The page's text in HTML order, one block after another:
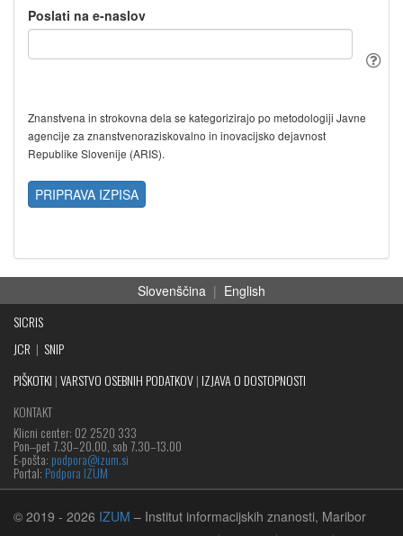
Poslati na e-naslov
Znanstvena in strokovna dela se kategorizirajo po metodologiji Javne
agencije za znanstvenoraziskovalno in inovacijsko dejavnost
Republike Slovenije (ARIS).
PRIPRAVA IZPISA
Slovenščina | English
SICRIS
JCR | SNIP
PIŠKOTKI |VARSTVO OSEBNIH PODATKOV| IZJAVA O DOSTOPNOSTI
KONTAKT
Klicni center: 02 2520 333
Pon‒pet 7.30–20.00, sob 7.30–13.00
E-pošta: podpora@izum.si
Portal: Podpora IZUM
© 2019 - 2026 IZUM – Institut informacijskih znanosti, Maribor